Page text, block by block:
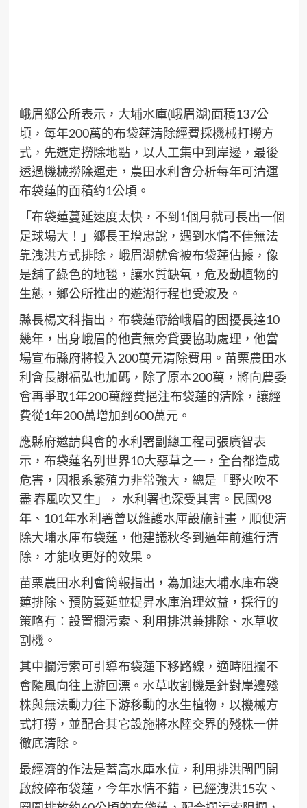
峨眉鄉公所表示，大埔水庫(峨眉湖)面積137公
頃，每年200萬的布袋蓮清除經費採機械打撈方
式，先選定撈除地點，以人工集中到岸邊，最後
透過機械撈除運走，農田水利會分析每年可清運
布袋蓮的面積约1公頃。
「布袋蓮蔓延速度太快，不到1個月就可長出一個
足球場大！」鄉長王增忠說，遇到水情不佳無法
靠洩洪方式排除，峨眉湖就會被布袋蓮佔據，像
是舖了綠色的地毯，讓水質缺氧，危及動植物的
生態，鄉公所推出的遊湖行程也受波及。
縣長楊文科指出，布袋蓮帶給峨眉的困擾長達10
幾年，出身峨眉的他責無旁貸要協助處理，他當
場宣布縣府將投入200萬元清除費用。苗栗農田水
利會長謝福弘也加碼，除了原本200萬，將向農委
會再爭取1年200萬經費挹注布袋蓮的清除，讓經
費從1年200萬增加到600萬元。
應縣府邀請與會的水利署副總工程司張廣智表
示，布袋蓮名列世界10大惡草之一，全台都造成
危害，因根系繁殖力非常強大，總是「野火吹不
盡 春風吹又生」， 水利署也深受其害。民國98
年、101年水利署曾以維護水庫設施計畫，順便清
除大埔水庫布袋蓮，他建議秋冬到過年前進行清
除，才能收更好的效果。
苗栗農田水利會簡報指出，為加速大埔水庫布袋
蓮排除、預防蔓延並提昇水庫治理效益，採行的
策略有：設置攔污索、利用排洪兼排除、水草收
割機。
其中攔污索可引導布袋蓮下移路線，適時阻攔不
會隨風向往上游回漂。水草收割機是針對岸邊殘
株與無法動力往下游移動的水生植物，以機械方
式打撈，並配合其它設施將水陸交界的殘株一併
徹底清除。
最經濟的作法是蓄高水庫水位，利用排洪閘門開
啟絞碎布袋蓮，今年水情不錯，已經洩洪15次、